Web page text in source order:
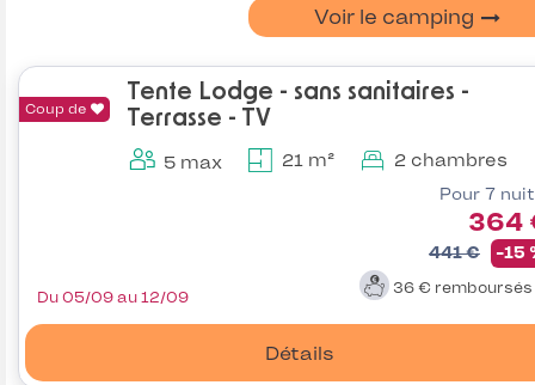
Voir le camping
Coup de
Tente Lodge - sans sanitaires -
Terrasse - TV
5 max 21 m² 2 chambres
Pour 7
364
441 € -15
36 € remboursés
Détails
Du 05/09 au 12/09